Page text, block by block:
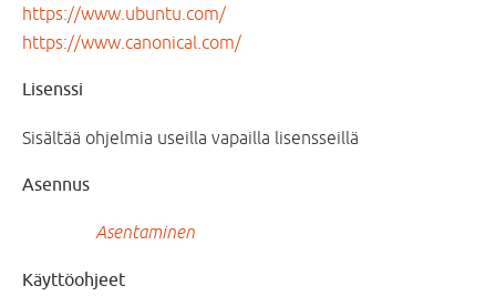
https://www.ubuntu.com/
https://www.canonical.com/
Lisenssi
Sisältää ohjelmia useilla vapailla lisensseillä
Asennus
Asentaminen
Käyttöohjeet